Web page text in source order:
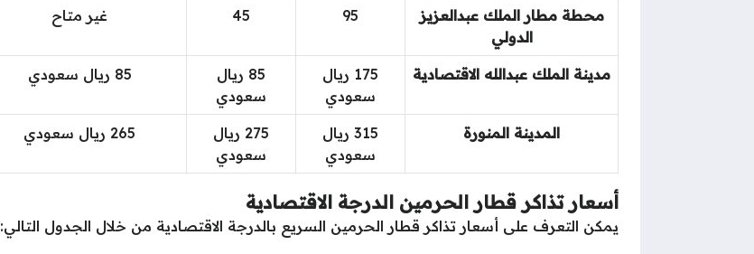
محطة مطار الملك عبدالعزيز
الدولي
95
45 غير متاح
مدينة الملك عبدالله الاقتصادية
175 ريال
سعودي
85 ريال
سعودي
85 ريال سعودي
المدينة المنورة
315 ريال
سعودي
275 ريال
سعودي
265 ريال سعودي
أسعار تذاكر قطار الحرمين الدرجة الاقتصادية
يمكن التعرف على أسعار تذاكر قطار الحرمين السريع بالدرجة الاقتصادية من خلال الجدول التالي: